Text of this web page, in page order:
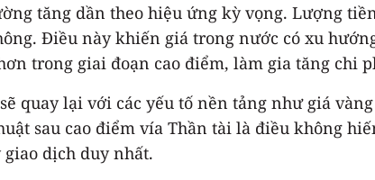
tăng dần theo hiệu ứng kỳ vọng. Lượng
Điều này khiến giá trong nước có xu
trong giai đoạn cao điểm, làm gia tăng chi
quay lại với các yếu tố nền tảng như giá
sau cao điểm vía Thần tài là điều không
dịch duy nhất.